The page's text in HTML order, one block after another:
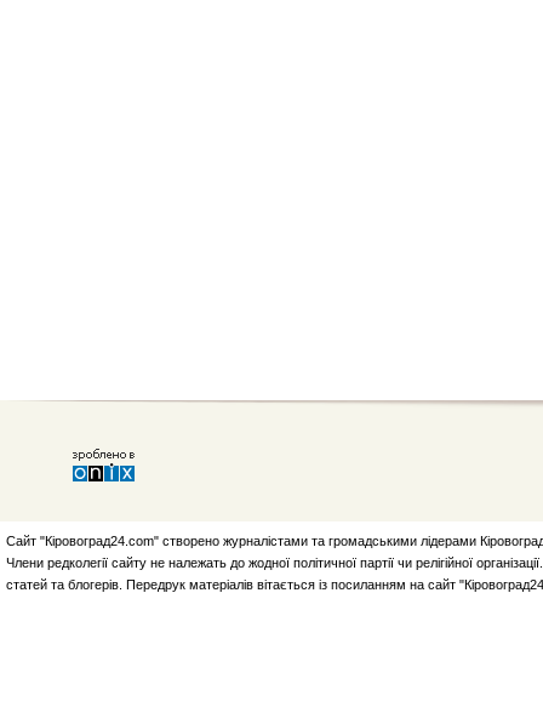
Сайт "Кіровоград24.com" створено журналістами та громадськими лідерами
Члени редколегії сайту не належать до жодної політичної партії чи релігійної
статей та блогерів. Передрук матеріалів вітається із посиланням на сайт